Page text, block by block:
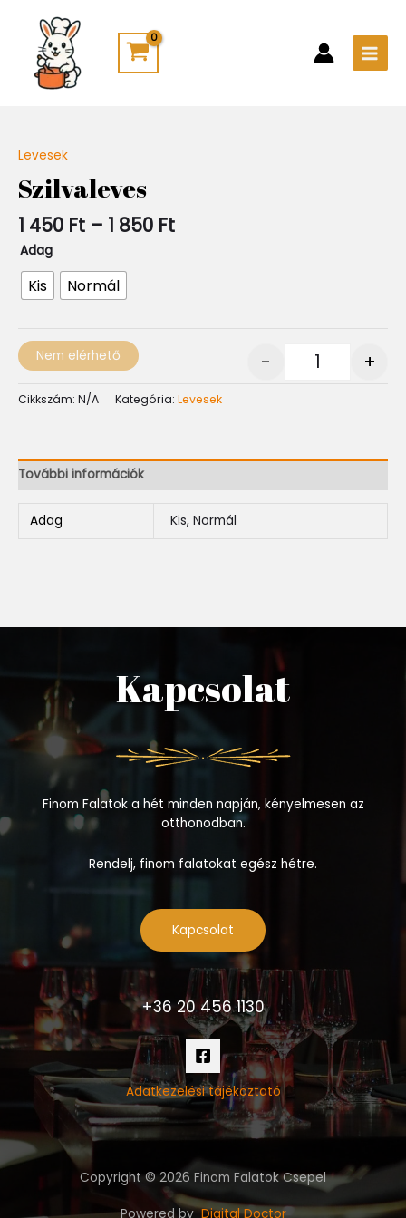
content
Levesek
Szilvaleves
1 450 Ft – 1 850 Ft-
1
Adag
Kis Normál
- +
Nem elérhető
Cikkszám: N/A Kategória: Levesek
További információk
Adag Kis, Normál
Kapcsolat
Finom Falatok a hét minden napján, kényelmesen az
otthonodban.
Rendelj, finom falatokat egész hétre.
Kapcsolat
+36 20 456 1130
Adatkezelési tájékoztató
Copyright © 2026 Finom Falatok Csepel
Powered byDigital Doctor